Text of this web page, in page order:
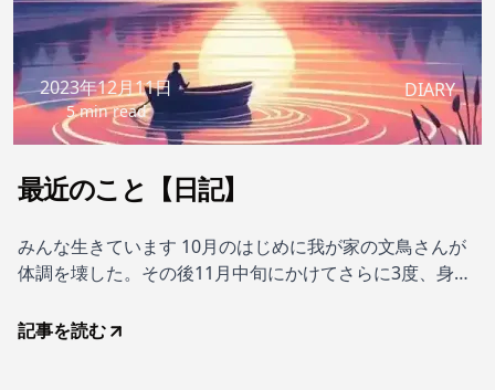
2023年12月11日
5 min read
DIARY
最近のこと【日記】
みんな生きています 10月のはじめに我が家の文鳥さんが
体調を壊した。その後11月中旬にかけてさらに3度、身動
にこのこと。となり町に小鳥の専門病院があり通院するよ
記事を読む